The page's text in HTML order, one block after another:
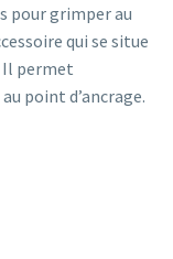
pour grimper au
qui se situe
Il permet
point d’ancrage.